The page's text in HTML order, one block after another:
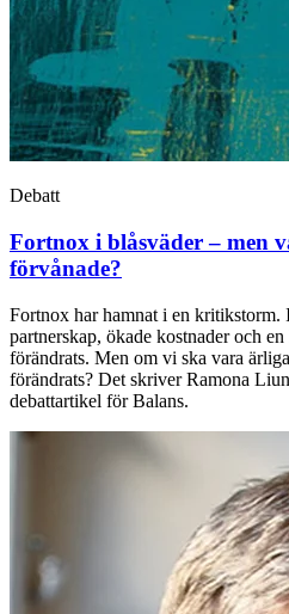
Debatt
Fortnox i blåsväder – men
förvånade?
Fortnox har hamnat i en kritikstorm.
partnerskap, ökade kostnader och
förändrats. Men om vi ska vara
förändrats? Det skriver Ramona
debattartikel för Balans.